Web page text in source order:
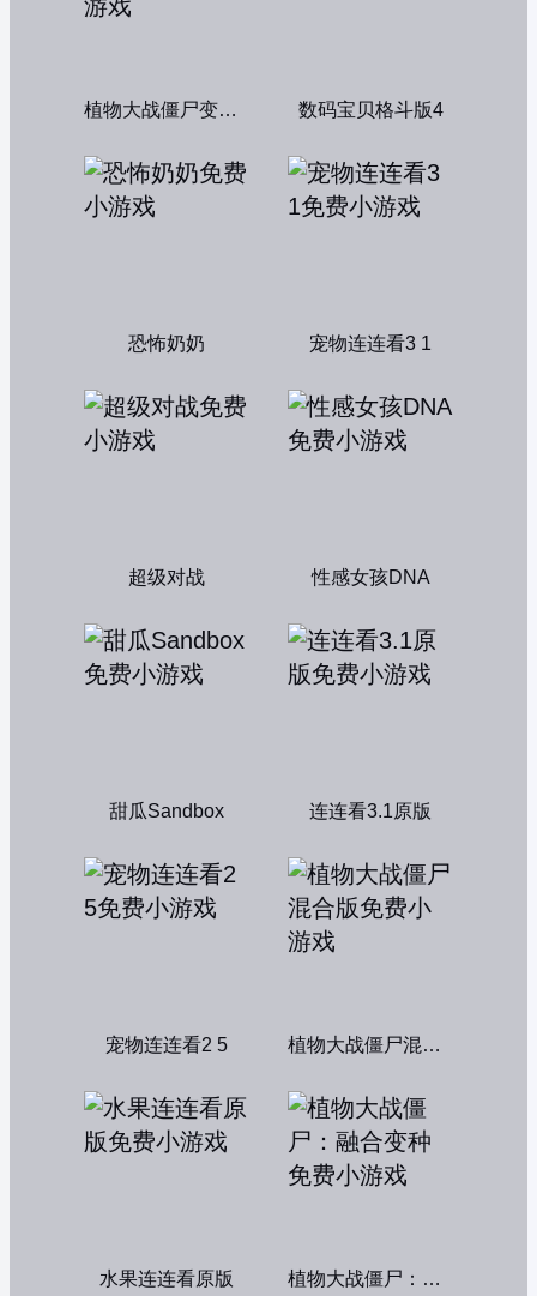
植物大战僵尸变态版 数码宝贝格斗版4
恐怖奶奶 宠物连连看3 1
超级对战 性感女孩DNA
甜瓜Sandbox 连连看3.1原版
宠物连连看2 5 植物大战僵尸混合版
水果连连看原版 植物大战僵尸：融合变种